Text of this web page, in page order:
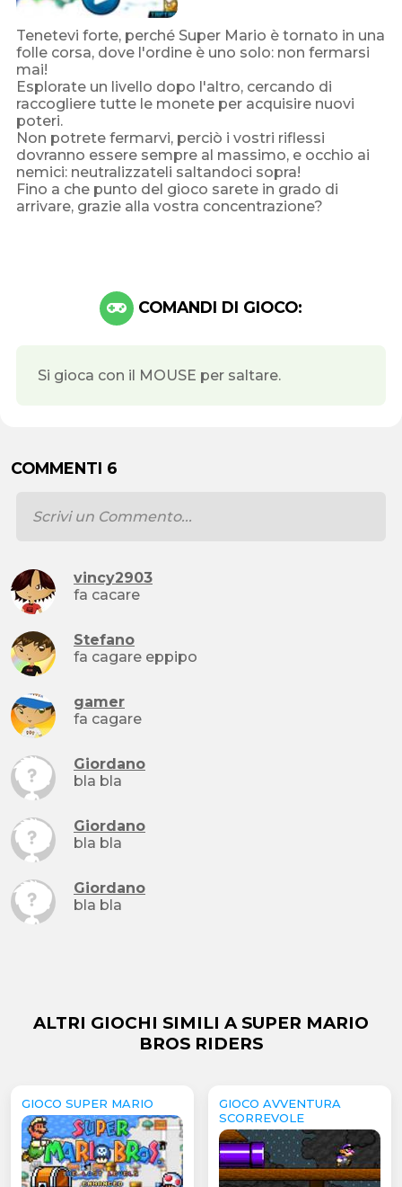
Tenetevi forte, perché Super Mario è tornato in una
folle corsa, dove l'ordine è uno solo: non fermarsi
mai!
Esplorate un livello dopo l'altro, cercando di
raccogliere tutte le monete per acquisire nuovi
poteri.
Non potrete fermarvi, perciò i vostri riflessi
dovranno essere sempre al massimo, e occhio ai
nemici: neutralizzateli saltandoci sopra!
Fino a che punto del gioco sarete in grado di
arrivare, grazie alla vostra concentrazione?
COMANDI DI GIOCO:
Si gioca con il MOUSE per saltare.
COMMENTI 6
vincy2903
fa cacare
Stefano
fa cagare eppipo
gamer
fa cagare
Giordano
bla bla
Giordano
bla bla
Giordano
bla bla
ALTRI GIOCHI SIMILI A SUPER MARIO
BROS RIDERS
GIOCO SUPER MARIO
GIOCO AVVENTURA
SCORREVOLE